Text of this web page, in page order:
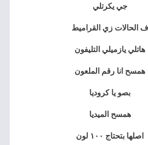
جي يكرتلي
ف الحالات زي القراميط
هاتلي يازميلي التليفون
همسح انا رقم الملعون
بصو يا كروديا
همسح الميديا
اصلها بتحتاج ١٠٠ لون